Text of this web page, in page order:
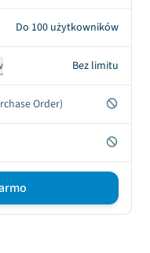
Do 100 użytkowników
Bez limitu
Order)